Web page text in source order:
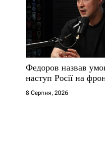
Федоров назвав
наступ Росії на
8 Серпня, 2026